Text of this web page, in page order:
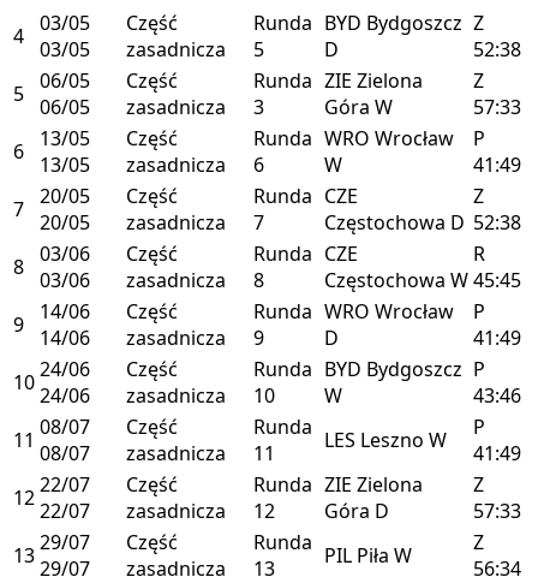
4 03/05
03/05
Część
zasadnicza
Runda
5
BYD Bydgoszcz
D
Z
52:38
5 06/05
06/05
Część
zasadnicza
Runda
3
ZIE Zielona
Góra W
Z
57:33
6
13/05
13/05
Część
zasadnicza
Runda
6
WRO Wrocław
W
P
41:49
7 20/05
20/05
Część
zasadnicza
Runda
7
CZE
Częstochowa D
Z
52:38
8 03/06
03/06
Część
zasadnicza
Runda
8
CZE
Częstochowa W
R
45:45
9
14/06
14/06
Część
zasadnicza
Runda
9
WRO Wrocław
D
P
41:49
1024/06
24/06
Część
zasadnicza
Runda
10
BYD Bydgoszcz
W
P
43:46
11 08/07
08/07
Część
zasadnicza
Runda
11
LES Leszno W
P
41:49
1222/07
22/07
Część
zasadnicza
Runda
12
ZIE Zielona
Góra D
Z
57:33
1329/07
29/07
Część
zasadnicza
Runda
13
PIL Piła W
Z
56:34